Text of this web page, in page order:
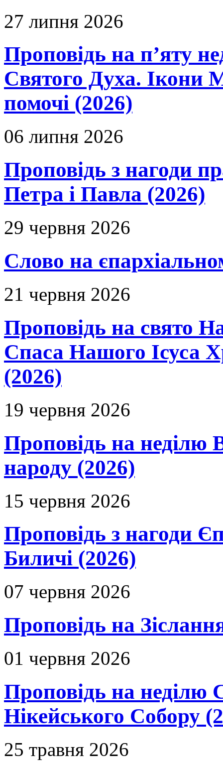
27 липня 2026
Проповідь на п’яту
Святого Духа. Ікони
помочі (2026)
06 липня 2026
Проповідь з нагоди
Петра і Павла (2026)
29 червня 2026
Слово на
21 червня 2026
Проповідь на свято
Спаса Нашого Ісуса
(2026)
19 червня 2026
Проповідь на неділю
народу (2026)
15 червня 2026
Проповідь з нагоди
Биличі (2026)
07 червня 2026
Проповідь на
01 червня 2026
Проповідь на неділю
Нікейського Собору
25 травня 2026